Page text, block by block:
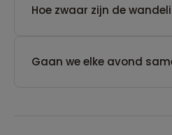
Hoe zwaar zijn de
Gaan we elke avond